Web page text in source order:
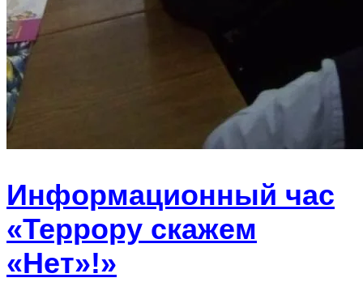
Информационный час
«Террору скажем
«Нет»!»